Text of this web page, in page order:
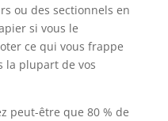
ou des sectionnels en
si vous le
ce qui vous frappe
la plupart de vos
peut-être que 80 % de